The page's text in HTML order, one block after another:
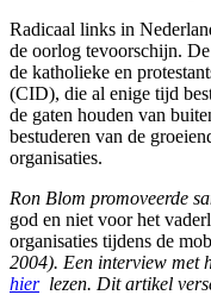
Radicaal links in
de oorlog tevoorschijn.
de katholieke en
(CID), die al enige tijd
de gaten houden van
bestuderen van de
organisaties.
Ron Blom promoveerde
god en niet voor het
organisaties tijdens de
2004). Een interview met
hierlezen. Dit artikel